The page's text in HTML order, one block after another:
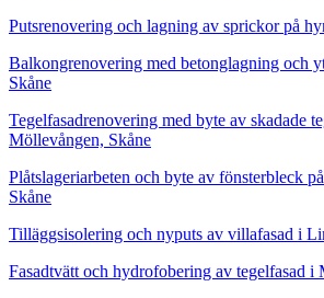
Putsrenovering och lagning av sprickor på
Balkongrenovering med betonglagning och
Skåne
Tegelfasadrenovering med byte av skadade
Möllevången, Skåne
Plåtslageriarbeten och byte av fönsterbleck
Skåne
Tilläggsisolering och nyputs av villafasad i
Fasadtvätt och hydrofobering av tegelfasad i